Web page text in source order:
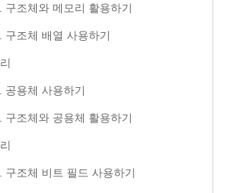
구조체와 메모리 활용하기
구조체 배열 사용하기
공용체 사용하기
구조체와 공용체 활용하기
구조체 비트 필드 사용하기